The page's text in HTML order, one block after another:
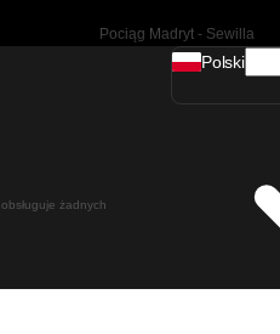
Pociąg Madryt - Sewilla
Pociąg Barcelona - Malaga
Pociąg Seul - Pusan
żadnych
Polski